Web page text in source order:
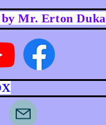
Mr. Erton Duka